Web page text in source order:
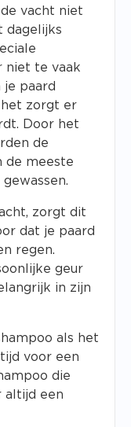
vacht niet
dagelijks
niet te vaak
je paard
het zorgt er
Door het
de
de meeste
zorgt dit
dat je paard
regen.
geur
in zijn
als het
voor een
die
altijd een